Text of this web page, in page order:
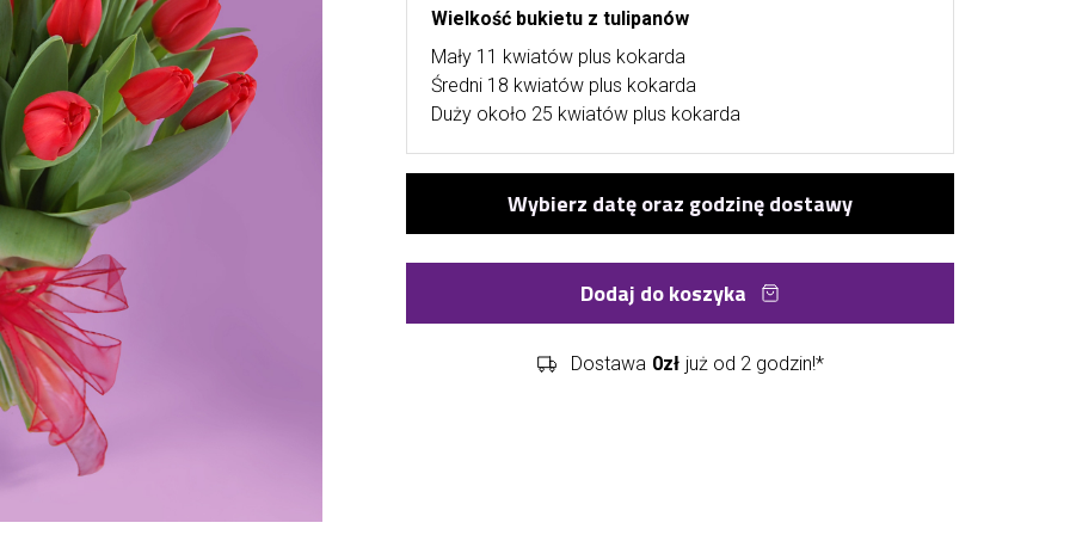
Wielkość bukietu z tulipanów
Mały 11 kwiatów plus kokarda
Średni 18 kwiatów plus kokarda
Duży około 25 kwiatów plus kokarda
Dodaj do koszyka
Dostawa 0zł już od 2 godzin!*